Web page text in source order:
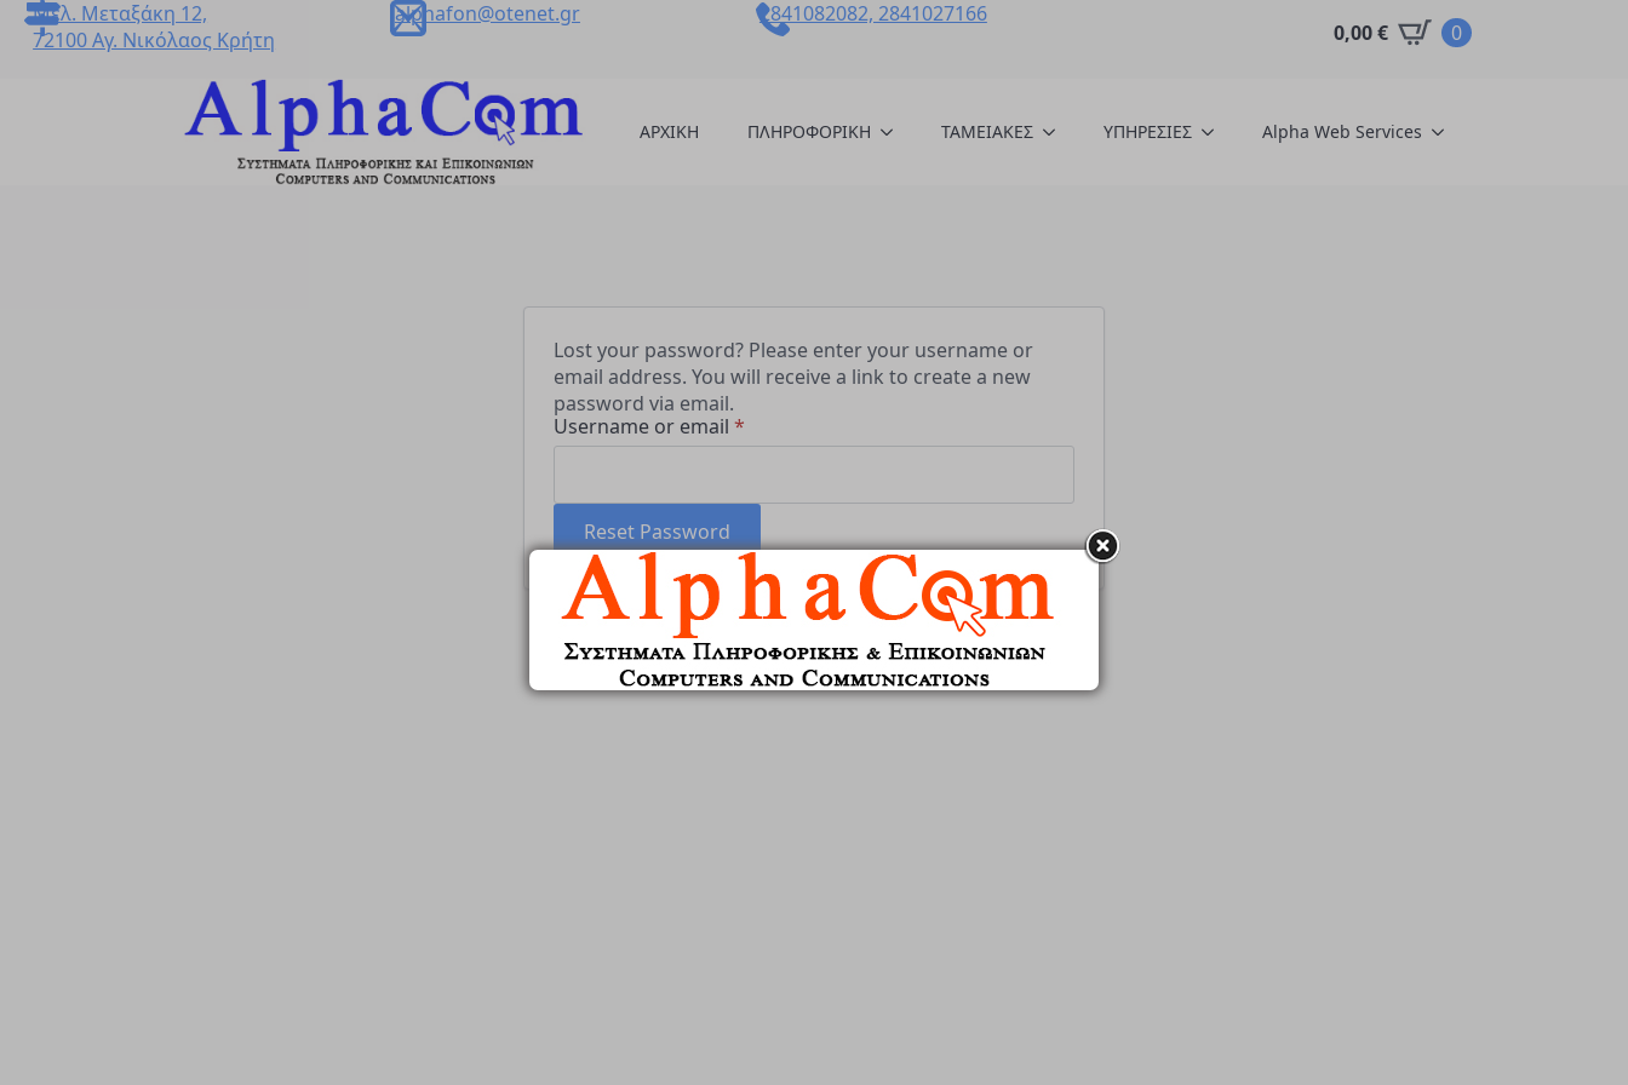
Μελ. Μεταξάκη 12,
72100 Αγ. Νικόλαος Κρήτη
alphafon@otenet.gr 2841082082, 2841027166
0,00€ 0
AΡΧΙΚΗ ΠΛΗΡΟΦΟΡΙΚΗ ΤΑΜΕΙΑΚΕΣ YΠΗΡΕΣΙΕΣ Alpha Web Services
Lost your password? Please enter your username or
email address. You will receive a link to create a new
password via email.
Username or email *
Reset Password